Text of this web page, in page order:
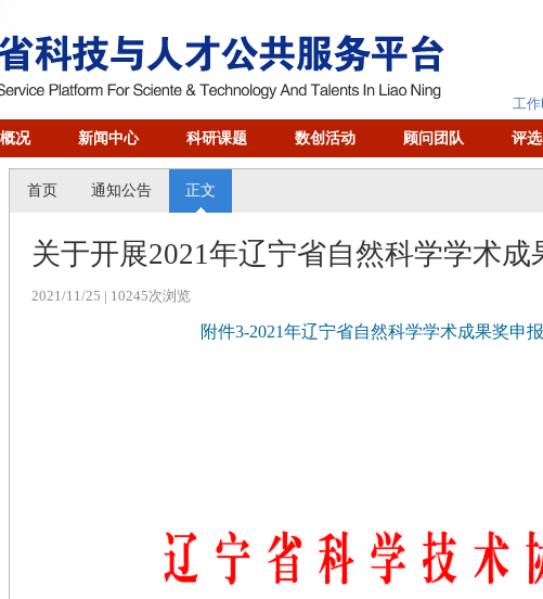
工
况 新闻中心 科研课题 数创活动 顾问团队 评
首页 通知公告 正文
关于开展2021年辽宁省自然科学学术
2021/11/25 | 10245次浏览
附件3-2021年辽宁省自然科学学术成果奖申